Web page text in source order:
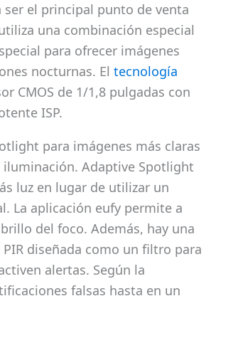
el principal punto de venta
una combinación especial
para ofrecer imágenes
nocturnas. Eltecnología
CMOS de 1/1,8 pulgadas con
ISP.
para imágenes más claras
Adaptive Spotlight
luz en lugar de utilizar un
La aplicación eufy permite a
del foco. Además, hay una
diseñada como un filtro para
alertas. Según la
falsas hasta en un